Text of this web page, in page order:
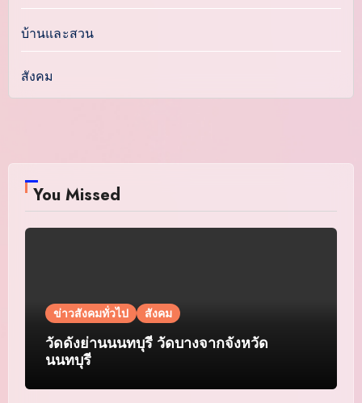
บ้านและสวน
สังคม
You Missed
ข่าวสังคมทั่วไป สังคม
วัดดังย่านนนทบุรี วัดบางจากจังหวัด
นนทบุรี